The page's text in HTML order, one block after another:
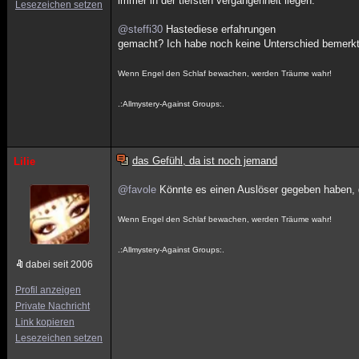
Lesezeichen setzen
@steffi30 Hastediese erfahrungen
gemacht? Ich habe noch keine Unterschied
Wenn Engel den Schlaf bewachen, werden Träume wahr!
.:Allmystery-Against Groups:.
Lilie
dabei seit 2006
Profil anzeigen
Private Nachricht
Link kopieren
Lesezeichen setzen
das Gefühl, da ist noch jemand
@favole Könnte es einen Auslöser gegeben
Wenn Engel den Schlaf bewachen, werden Träume wahr!
.:Allmystery-Against Groups:.